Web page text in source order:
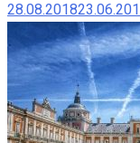
28.08.2018